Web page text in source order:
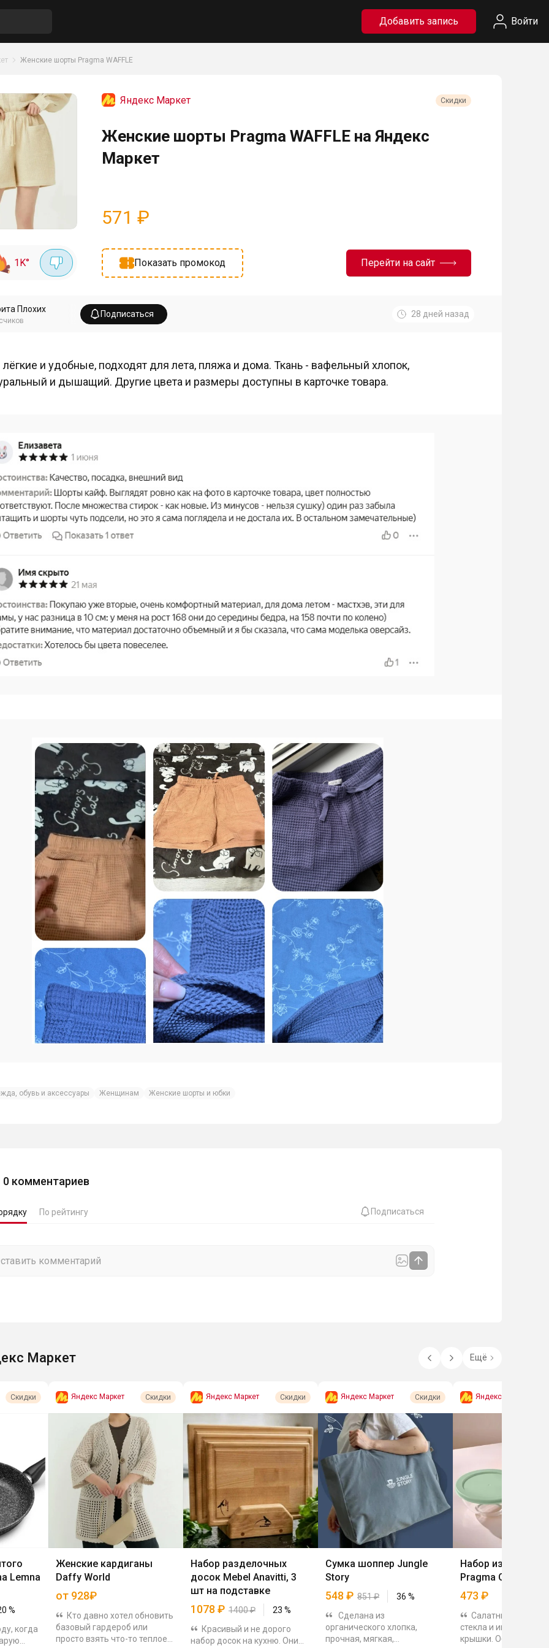
Добавить запись Войти
Женские шорты Pragma WAFFLE
Яндекс Маркет Скидки
Женские шорты Pragma WAFFLE на Яндекс
Маркет
571 ₽
1K° Показать промокод Перейти на сайт
Плохих Подписаться 28 дней назад
и удобные, подходят для лета, пляжа и дома. Ткань - вафельный хлопок,
и дышащий. Другие цвета и размеры доступны в карточке товара.
обувь и аксессуары Женщинам Женские шорты и юбки
0 комментариев
По рейтингу Подписаться
Маркет Ещё
Скидки
Lemna
%
когда
Яндекс Маркет Скидки
Женские кардиганы
Daffy World
от 928₽
Кто давно хотел обновить
базовый гардероб или
просто взять что-то теплое
Яндекс Маркет Скидки
Набор разделочных
досок Mebel Anavitti, 3
шт на подставке
1078 ₽ 1400₽ 23 %
Красивый и не дорого
набор досок на кухню. Они
Яндекс Маркет Скидки
Сумка шоппер Jungle
Story
548 ₽ 851₽ 36 %
Сделана из
органического хлопка,
прочная, мягкая,
Яндекс Маркет
Набор из 2
Pragma Olucla
473 ₽
Салатники из
стекла и имеют
крышки. Объёмы 1 л и